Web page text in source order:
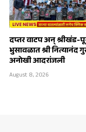
दप्तर वाटप अन् श्रीखंड-
भुसावळात श्री नित्यानंद
अनोखी आदरांजली
August 8, 2026